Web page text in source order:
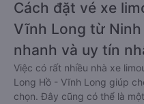
Cách đặt vé xe
Vĩnh Long từ
nhanh và uy tín
Việc có rất nhiều nhà xe
Long Hồ - Vĩnh Long giúp
chọn. Đây cũng có thể là